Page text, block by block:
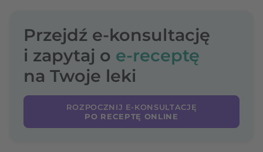
Przejdź e-konsultację
i zapytaj o e-receptę
na Twoje leki
ROZPOCZNIJ E-KONSULTACJĘ
PO RECEPTĘ ONLINE